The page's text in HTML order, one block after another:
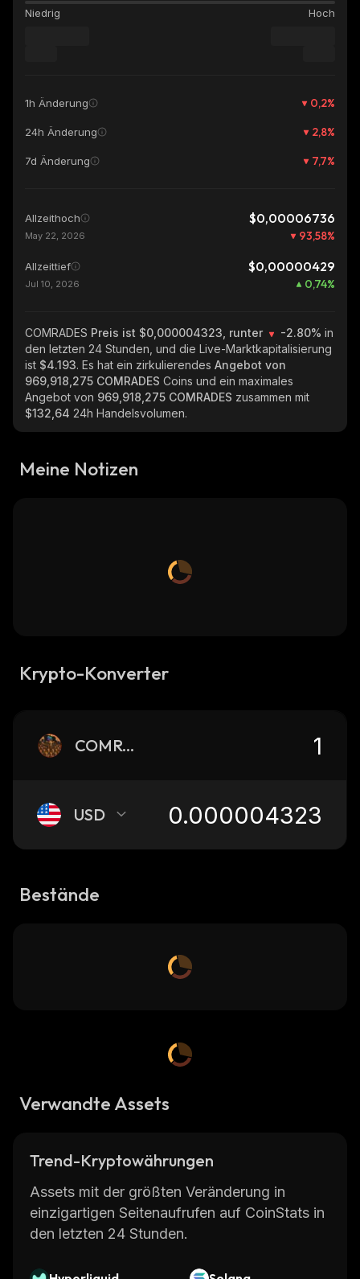
Niedrig Hoch
1h Änderung 0,2%
24h Änderung 2,8%
7d Änderung 7,7%
Allzeithoch $0,00006736
May 22, 2026 93,58%
Allzeittief $0,00000429
Jul 10, 2026 0,74%
COMRADES Preis ist $0,000004323, runter -2.80% in
den letzten 24 Stunden, und die Live-Marktkapitalisierung
ist $4.193. Es hat ein zirkulierendes Angebot von
969,918,275 COMRADES Coins und ein maximales
Angebot von 969,918,275 COMRADES zusammen mit
$132,64 24h Handelsvolumen.
Meine Notizen
Krypto-Konverter
COMRADES
USD
Bestände
Verwandte Assets
Trend-Kryptowährungen
Assets mit der größten Veränderung in
einzigartigen Seitenaufrufen auf CoinStats in
den letzten 24 Stunden.